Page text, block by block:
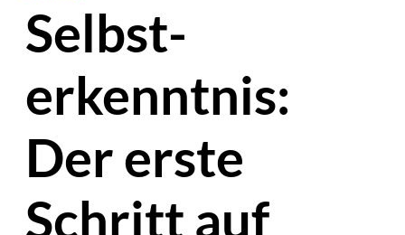
Selbst­
erkenntnis:
Der erste
Schritt auf